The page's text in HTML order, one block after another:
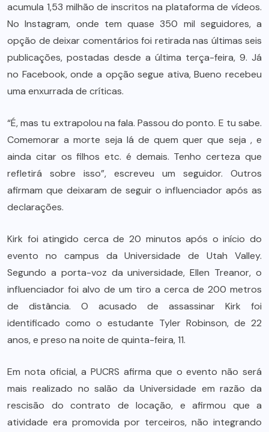
acumula 1,53 milhão de inscritos na plataforma de vídeos.
No Instagram, onde tem quase 350 mil seguidores, a
opção de deixar comentários foi retirada nas últimas seis
publicações, postadas desde a última terça-feira, 9. Já
no Facebook, onde a opção segue ativa, Bueno recebeu
uma enxurrada de críticas.
“É, mas tu extrapolou na fala. Passou do ponto. E tu sabe.
Comemorar a morte seja lá de quem quer que seja , e
ainda citar os filhos etc. é demais. Tenho certeza que
refletirá sobre isso”, escreveu um seguidor. Outros
afirmam que deixaram de seguir o influenciador após as
declarações.
Kirk foi atingido cerca de 20 minutos após o início do
evento no campus da Universidade de Utah Valley.
Segundo a porta-voz da universidade, Ellen Treanor, o
influenciador foi alvo de um tiro a cerca de 200 metros
de distância. O acusado de assassinar Kirk foi
identificado como o estudante Tyler Robinson, de 22
anos, e preso na noite de quinta-feira, 11.
Em nota oficial, a PUCRS afirma que o evento não será
mais realizado no salão da Universidade em razão da
rescisão do contrato de locação, e afirmou que a
atividade era promovida por terceiros, não integrando